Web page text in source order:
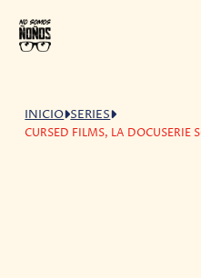
INICIO SERIES
CURSED FILMS, LA DOCUSERIE